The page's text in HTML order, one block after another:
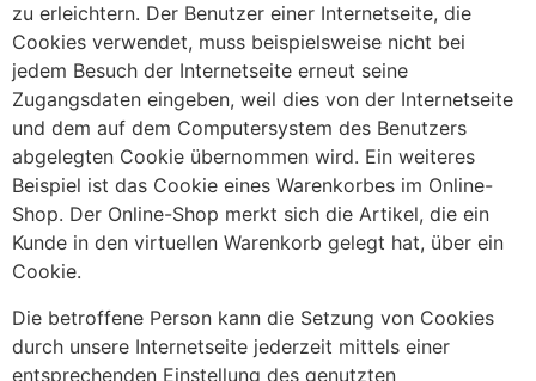
zu erleichtern. Der Benutzer einer Internetseite, die
Cookies verwendet, muss beispielsweise nicht bei
jedem Besuch der Internetseite erneut seine
Zugangsdaten eingeben, weil dies von der Internetseite
und dem auf dem Computersystem des Benutzers
abgelegten Cookie übernommen wird. Ein weiteres
Beispiel ist das Cookie eines Warenkorbes im Online-
Shop. Der Online-Shop merkt sich die Artikel, die ein
Kunde in den virtuellen Warenkorb gelegt hat, über ein
Cookie.
Die betroffene Person kann die Setzung von Cookies
durch unsere Internetseite jederzeit mittels einer
entsprechenden Einstellung des genutzten